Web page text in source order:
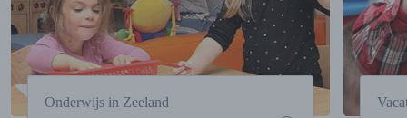
Onderwijs in Zeeland